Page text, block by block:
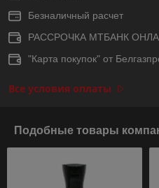
Безналичный расчет
РАССРОЧКА МТБАНК
"Карта покупок" от
Все условия оплаты
Подобные товары